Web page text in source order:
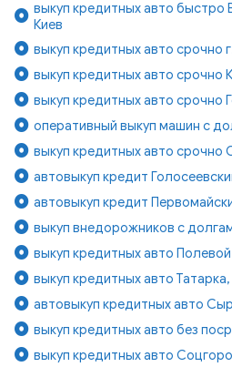
выкуп кредитных авто
Киев
выкуп кредитных авто срочно
выкуп кредитных авто срочно
выкуп кредитных авто срочно
оперативный выкуп машин с
выкуп кредитных авто срочно
автовыкуп кредит
автовыкуп кредит
выкуп внедорожников с
выкуп кредитных авто
выкуп кредитных авто Татарка,
автовыкуп кредитных авто
выкуп кредитных авто без
выкуп кредитных авто